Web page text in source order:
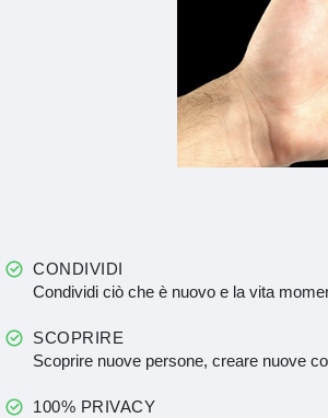
CONDIVIDI
Condividi ciò che è nuovo e la vita
SCOPRIRE
Scoprire nuove persone, creare nuove
100% PRIVACY